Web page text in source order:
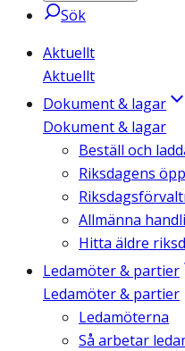
Sök
Aktuellt
Aktuellt
Dokument & lagar
Dokument & lagar
Beställ och
Riksdagens
Allmänna
Hitta äldre
Ledamöter & partier
Ledamöter & partier
Ledamöterna
Så arbetar